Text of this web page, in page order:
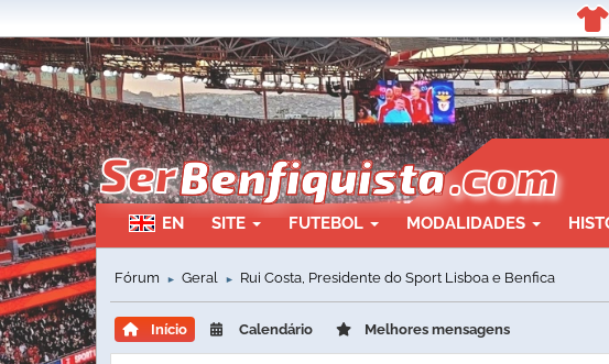
EN SITE FUTEBOL MODALIDADES
Fórum ► Geral ► Rui Costa, Presidente do Sport Lisboa e Benfica
Início Calendário Melhores mensagens